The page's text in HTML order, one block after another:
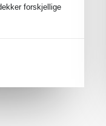
forskjellige